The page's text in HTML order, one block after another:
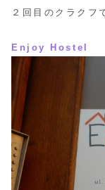
２回目のクラクフ
Enjoy Hostel